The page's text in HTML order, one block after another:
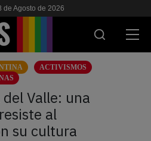
de Agosto de 2026
ACTIVISMOS
Valle: una
al
su cultura